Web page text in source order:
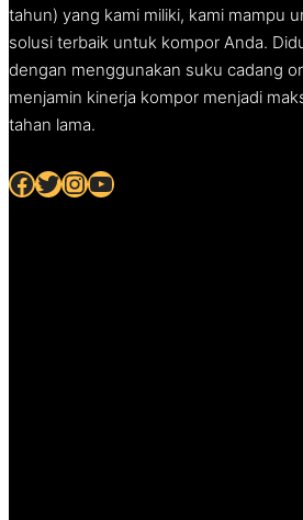
tahun) yang kami miliki, kami mampu
solusi terbaik untuk kompor Anda.
dengan menggunakan suku cadang
menjamin kinerja kompor menjadi
tahan lama.
Facebook Twitter InstagramYouTube